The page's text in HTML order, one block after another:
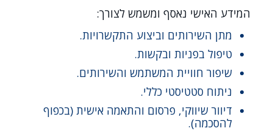
המידע האישי נאסף ומשמש לצורך:
מתן השירותים וביצוע התקשרויות.
טיפול בפניות ובקשות.
שיפור חוויית המשתמש והשירותים.
ניתוח סטטיסטי כללי.
דיוור שיווקי, פרסום והתאמה אישית (בכפוף
להסכמה).